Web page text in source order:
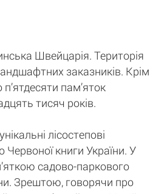
Швейцарія. Територія
заказників. Крім
пам’яток
тисяч років.
лісостепові
Червоної книги України. У
садово-паркового
Зрештою, говорячи про